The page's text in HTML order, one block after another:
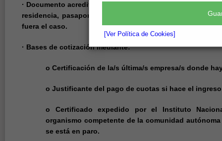
[Ver Política de Cookies]
· Documento acreditativo de las personas que figuren en
residencia, pasaporte, y documentación acreditativa de
fuera el caso.
· Bases de cotización mediante:
o Certificación de la/s última/s empresa/s donde
o Justificante del pago de cuotas si hace el
o Certificado expedido por el Instituto
organismo competente de la comunidad
se está en paro.